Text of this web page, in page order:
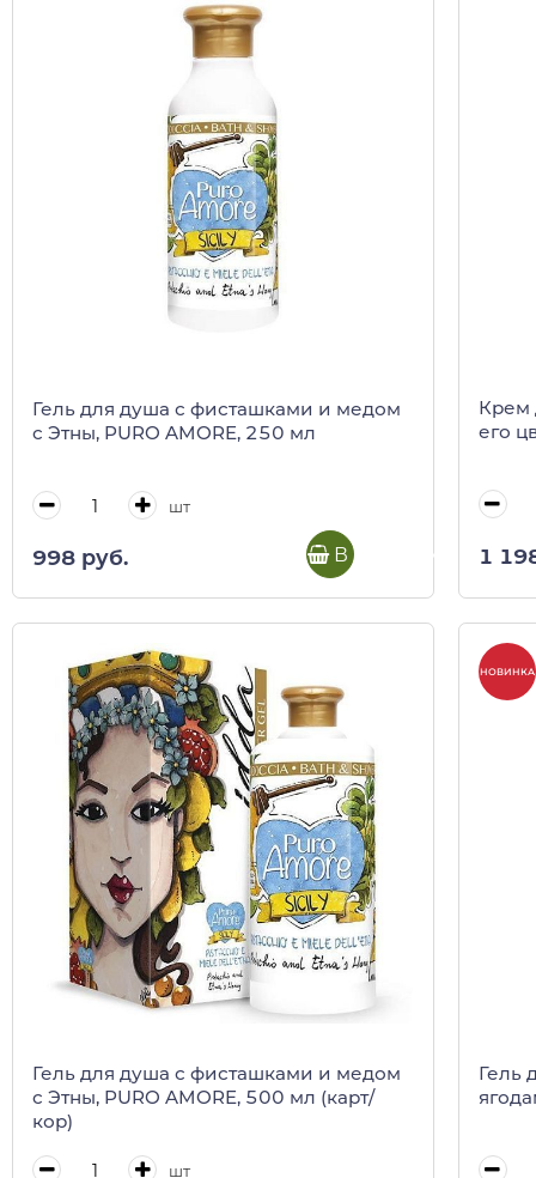
Гель для душа с фисташками и медом
с Этны, PURO AMORE, 250 мл
шт
998 руб. В корзину
Крем
его
1
Гель для душа с фисташками и медом
с Этны, PURO AMORE, 500 мл (карт/
кор)
шт
НОВИНКА
Гель